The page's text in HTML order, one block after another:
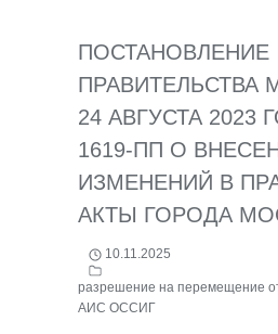
ПОСТАНОВЛЕНИЕ
ПРАВИТЕЛЬСТВА
24 АВГУСТА 2023
1619-ПП О
ИЗМЕНЕНИЙ В
АКТЫ ГОРОДА
10.11.2025
разрешение на перемещение
АИС ОССИГ